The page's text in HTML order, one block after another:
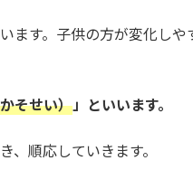
す。子供の方が変化しや
そせい）」といいます。
順応していきます。